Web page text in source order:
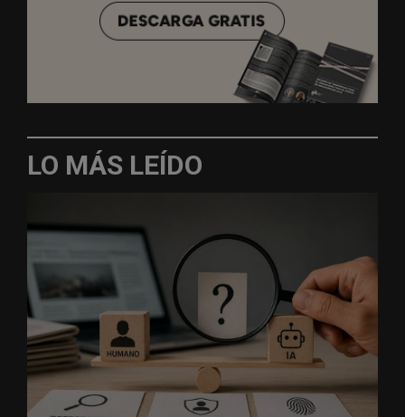
LO MÁS LEÍDO